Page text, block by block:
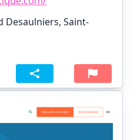
Desaulniers, Saint-